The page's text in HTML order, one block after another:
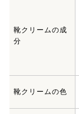
靴クリームの成
分
靴クリームの色